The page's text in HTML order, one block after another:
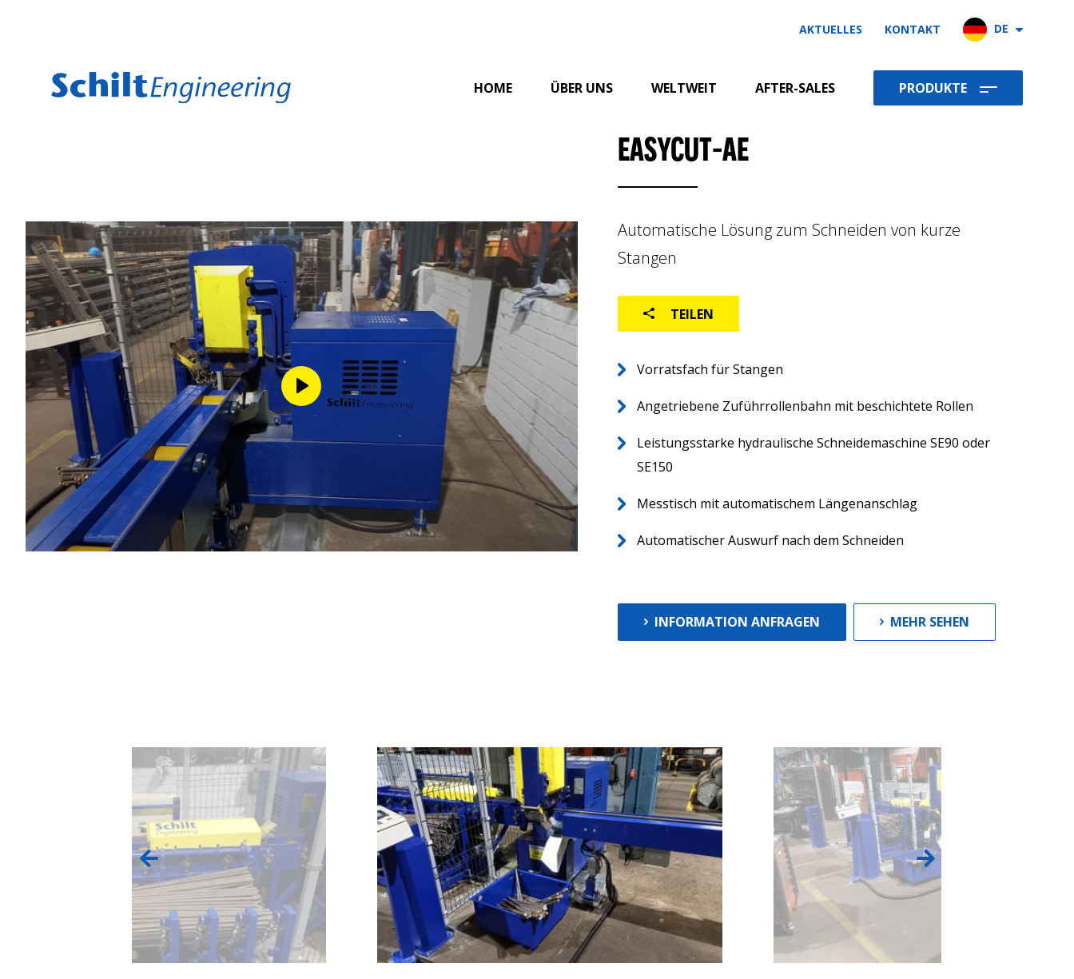
AKTUELLES KONTAKT DE
HOME ÜBER UNS WELTWEIT AFTER-SALES PRODUKTE
SCHNEIDE UND BIEGEMASCHINEN
BETONSTAHL DOPPELBIEGEANLAGE
PFAHLKORBENMASCHINEN
FABRIKAUTOMATION
LOGISTIK
GEBRAUCHTMASCHINEN
EASYCUT-AE
Automatische Lösung zum Schneiden von kurze
Stangen
TEILEN
Vorratsfach für Stangen
Angetriebene Zuführrollenbahn mit beschichtete Rollen
Leistungsstarke hydraulische Schneidemaschine SE90 oder
SE150
Messtisch mit automatischem Längenanschlag
Automatischer Auswurf nach dem Schneiden
INFORMATION ANFRAGEN MEHR SEHEN